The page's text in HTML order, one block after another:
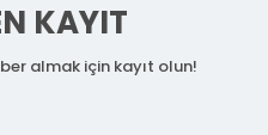
KAYIT
almak için kayıt olun!